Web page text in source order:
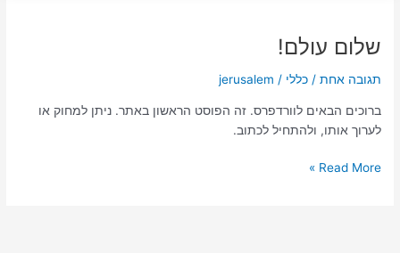
שלום עולם!
תגובה אחת /כללי /
jerusalem
ברוכים הבאים לוורדפרס. זה הפוסט הראשון באתר. ניתן למחוק או
לערוך אותו, ולהתחיל לכתוב.
שלום
Read More »